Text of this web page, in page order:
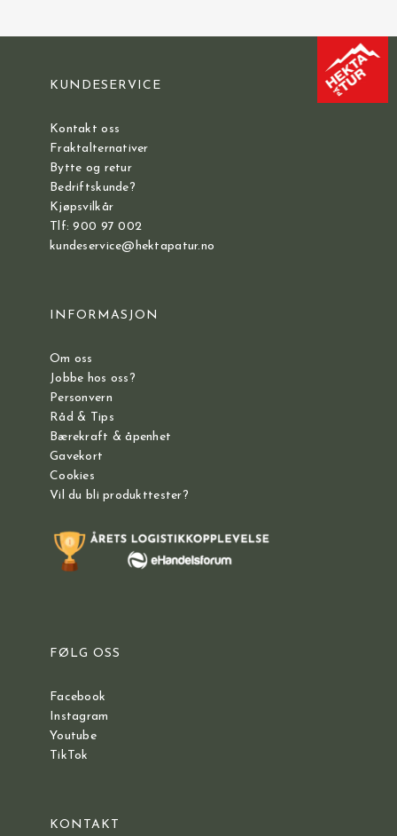
KUNDESERVICE
Kontakt oss
Fraktalternativer
Bytte og retur
Bedriftskunde?
Kjøpsvilkår
Tlf: 900 97 002
kundeservice@hektapatur.no
INFORMASJON
Om oss
Jobbe hos oss?
Personvern
Råd & Tips
Bærekraft & åpenhet
Gavekort
Cookies
Vil du bli produkttester?
FØLG OSS
Facebook
Instagram
Youtube
TikTok
KONTAKT